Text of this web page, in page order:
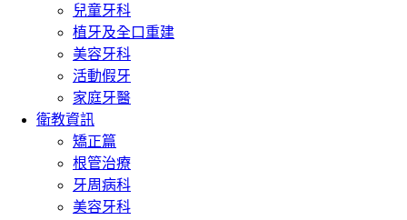
兒童牙科
植牙及全口重建
美容牙科
活動假牙
家庭牙醫
衛教資訊
矯正篇
根管治療
牙周病科
美容牙科